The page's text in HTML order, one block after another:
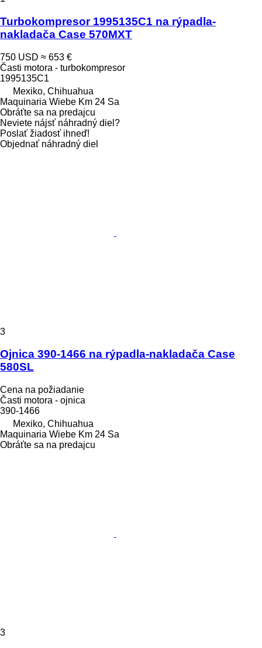
Turbokompresor 1995135C1 na rýpadla-
nakladača Case 570MXT
750 USD ≈ 653 €
Časti motora - turbokompresor
1995135C1
Mexiko, Chihuahua
Maquinaria Wiebe Km 24 Sa
Obráťte sa na predajcu
Neviete nájsť náhradný diel?
Poslať žiadosť ihneď!
Objednať náhradný diel
3
Ojnica 390-1466 na rýpadla-nakladača Case
580SL
Cena na požiadanie
Časti motora - ojnica
390-1466
Mexiko, Chihuahua
Maquinaria Wiebe Km 24 Sa
Obráťte sa na predajcu
3